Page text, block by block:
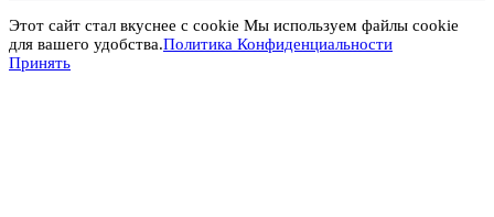
Этот сайт стал вкуснее с cookie Мы используем файлы cookie
для вашего удобства.Политика Конфиденциальности
Принять